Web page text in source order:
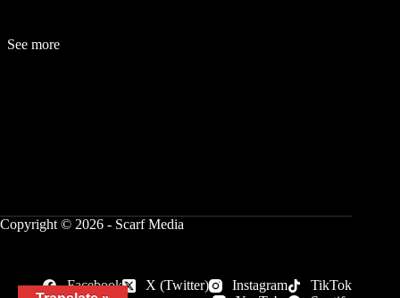
See more
Copyright © 2026 - Scarf Media
Facebook X (Twitter) Instagram
TikTok